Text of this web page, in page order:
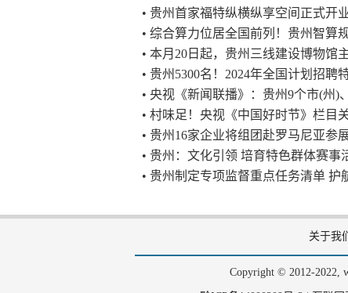
• 贵州首家福特纵横纵享空间正式开
• 综合算力位居全国前列！贵州智算
• 本月20日起，​贵州三线建设博物馆
• 贵州5300名！2024年全国计划招聘
• 央视《新闻联播》：贵州9个市(州)
• 村味足！央视《中国好时节》栏目
• 贵州16家企业将组团赴罗马尼亚参
• 贵州：文化引领 培育特色群体赛事
• 贵州制定专项监督重点任务清单 护
关于我们
Copyright © 2012-2022,